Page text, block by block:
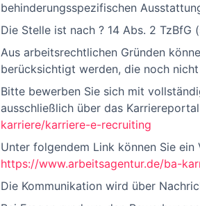
behinderungsspezifischen
Die Stelle ist nach ? 14 Abs. 2
Aus arbeitsrechtlichen Gründen
berücksichtigt werden, die noch
Bitte bewerben Sie sich mit
ausschließlich über das
karriere/karriere-e-recruiting
Unter folgendem Link können Sie
https://www.arbeitsagentur.de/ba-
Die Kommunikation wird über